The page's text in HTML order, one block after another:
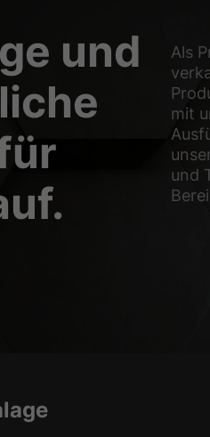
und
Als
mit
und
Statistik Cookies erfassen
Website nutzen.
Externe Medien (2)
Inhalte von Videoplattformen und
Medien akzeptiert werden, bedarf